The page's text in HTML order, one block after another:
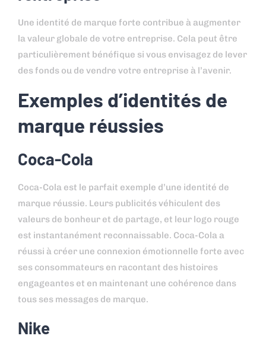
Une identité de marque forte contribue à augmenter
la valeur globale de votre entreprise. Cela peut être
particulièrement bénéfique si vous envisagez de lever
des fonds ou de vendre votre entreprise à l’avenir.
Exemples d’identités de
marque réussies
Coca-Cola
Coca-Cola est le parfait exemple d’une identité de
marque réussie. Leurs publicités véhiculent des
valeurs de bonheur et de partage, et leur logo rouge
est instantanément reconnaissable. Coca-Cola a
réussi à créer une connexion émotionnelle forte avec
ses consommateurs en racontant des histoires
engageantes et en maintenant une cohérence dans
tous ses messages de marque.
Nike